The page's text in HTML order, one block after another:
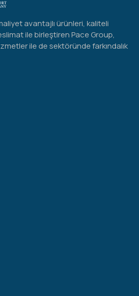
avantajlı ürünleri, kaliteli
ile birleştiren Pace Group,
ile de sektöründe farkındalık